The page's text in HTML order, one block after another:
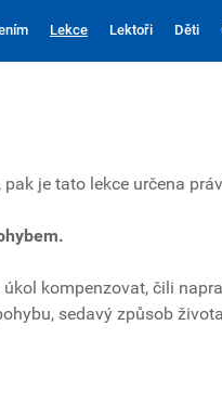
Lekce Lektoři Děti
je tato lekce určena
kompenzovat, čili
sedavý způsob